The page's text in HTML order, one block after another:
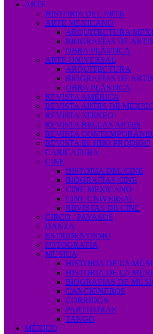
ARTE
HISTORIA DEL ARTE
ARTE MEXICANO
ARQUITECTURA
BIOGRAFÍAS DE
OBRA PLÁSTICA
ARTE UNIVERSAL
ARQUITECTURA
BIOGRAFÍAS DE
OBRA PLÁSTICA
REVISTA AMÉRICA
REVISTA ARTES DE
REVISTA ATENEO
REVISTA BELLAS ARTES
REVISTA
REVISTA EL HIJO PRÓDIGO
CARICATURA
CINE
HISTORIA DEL CINE
BIOGRAFÍAS CINE
CINE MEXICANO
CINE UNIVERSAL
REVISTAS DE CINE
CIRCO / PAYASOS
DANZA
ESTRIDENTISMO
FOTOGRAFÍA
MÚSICA
HISTORIA DE LA
HISTORIA DE LA
BIOGRAFÍAS DE
CANCIONEROS
CORRIDOS
PARTITURAS
TANGO
MÉXICO